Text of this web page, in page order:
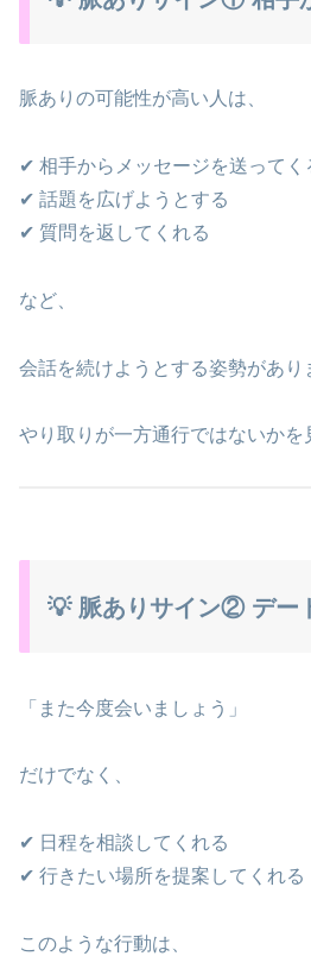
脈ありの可能性が高い人は、
✔ 相手からメッセージを送ってく
✔ 話題を広げようとする
✔ 質問を返してくれる
など、
会話を続けようとする姿勢があり
やり取りが一方通行ではないかを
💡 脈ありサイン② デー
「また今度会いましょう」
だけでなく、
✔ 日程を相談してくれる
✔ 行きたい場所を提案してくれる
このような行動は、